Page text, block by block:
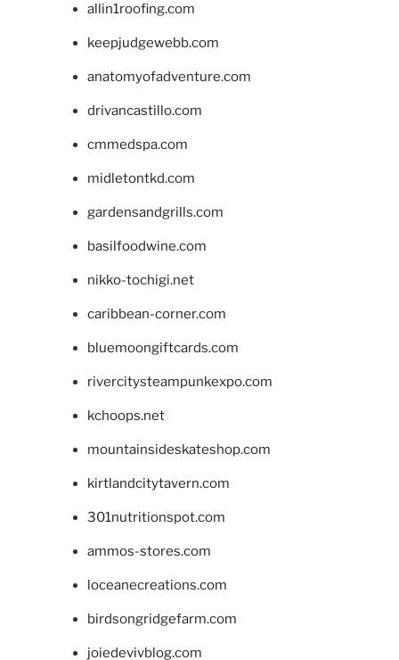
allin1roofing.com
keepjudgewebb.com
anatomyofadventure.com
drivancastillo.com
cmmedspa.com
midletontkd.com
gardensandgrills.com
basilfoodwine.com
nikko-tochigi.net
caribbean-corner.com
bluemoongiftcards.com
rivercitysteampunkexpo.com
kchoops.net
mountainsideskateshop.com
kirtlandcitytavern.com
301nutritionspot.com
ammos-stores.com
loceanecreations.com
birdsongridgefarm.com
joiedevivblog.com